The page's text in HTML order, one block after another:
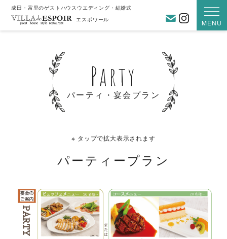
成田・富里のゲストハウスウエディング・結婚式
エスポワール
MENU
お問い合わ
Party
パーティ・宴会プラン
※ タップで拡大表示されます
パーティープラン